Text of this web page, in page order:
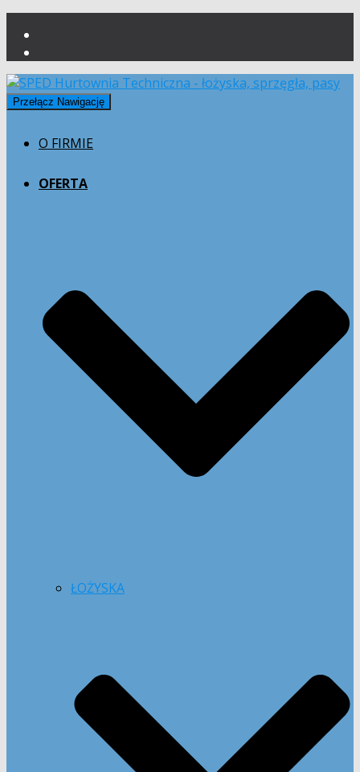
Przełącz Nawigację
O FIRMIE
OFERTA
ŁOŻYSKA